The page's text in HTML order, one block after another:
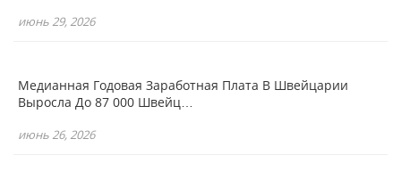
июнь 29, 2026
Медианная Годовая Заработная Плата В Швейцарии
Выросла До 87 000 Швейц…
июнь 26, 2026